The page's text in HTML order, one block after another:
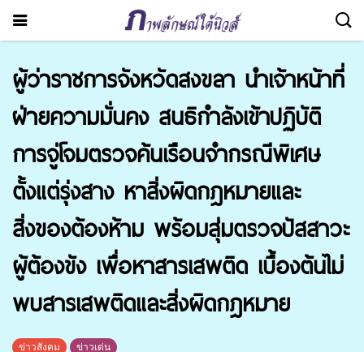
ผู้ว่าราชการจังหวัดสงขลา นำเจ้าหน้าที่
ฝ่ายความมั่นคง สนธิกำลังเข้าปฏิบัติ
การจู่โจมตรวจค้นเรือนจำกรณีพิเศษ
ตั้งแต่รุ่งสาง หาสิ่งผิดกฎหมายและ
สิ่งของต้องห้าม พร้อมสุ่มตรวจปัสสาวะ
ผู้ต้องขัง เพื่อหาสารเสพติด เบื้องต้นไม่
พบสารเสพติดและสิ่งผิดกฎหมาย
ข่าวสังคม ข่าวเด่น